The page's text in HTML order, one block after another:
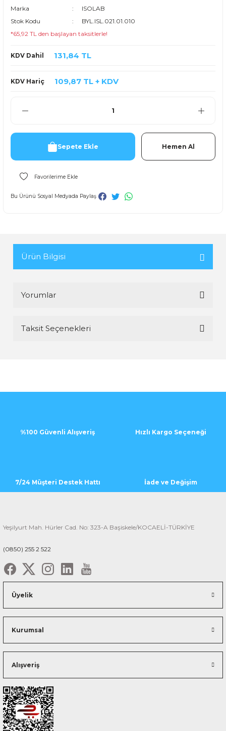
Marka
ISOLAB
Stok Kodu
BYL.ISL.021.01.010
*65,92 TL den başlayan taksitlerle!
KDV Dahil 131,84 TL
KDV Hariç 109,87 TL + KDV
Sepete Ekle Hemen Al
Bu Ürünü Sosyal Medyada Paylaş
Ürün Bilgisi
Yorumlar
Bu ürüne ilk yorumu siz yapın!
Taksit Seçenekleri
%100 Güvenli Alışveriş Hızlı Kargo Seçeneği
7/24 Müşteri Destek Hattı İade ve Değişim
Yeşilyurt Mah. Hürler Cad. No: 323-A Başiskele/KOCAELİ-TÜRKİYE
(0850) 255 2 522
Üyelik
Kurumsal
Alışveriş